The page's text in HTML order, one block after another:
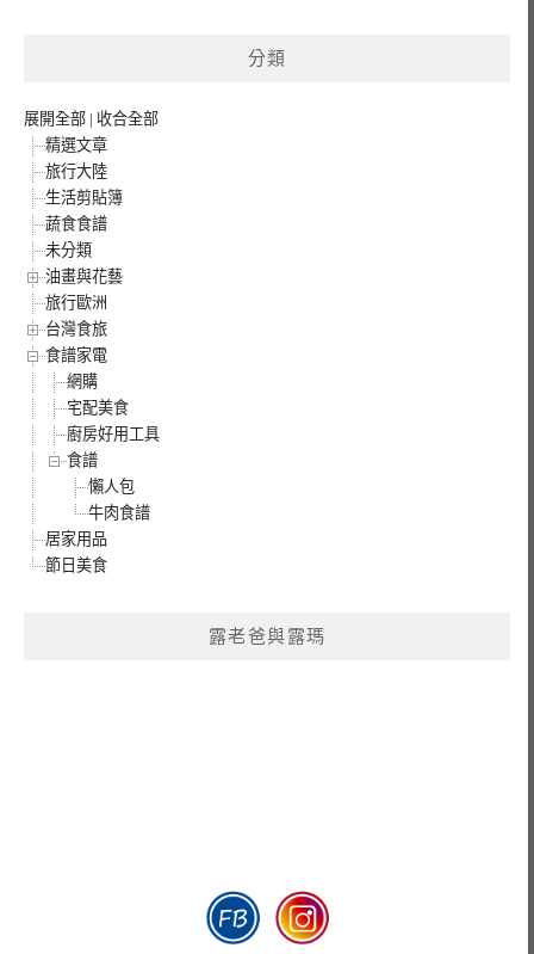
分類
展開全部 | 收合全部
精選文章
旅行大陸
生活剪貼簿
蔬食食譜
未分類
油畫與花藝
旅行歐洲
台灣食旅
食譜家電
網購
宅配美食
廚房好用工具
食譜
懶人包
牛肉食譜
居家用品
節日美食
露老爸與露瑪